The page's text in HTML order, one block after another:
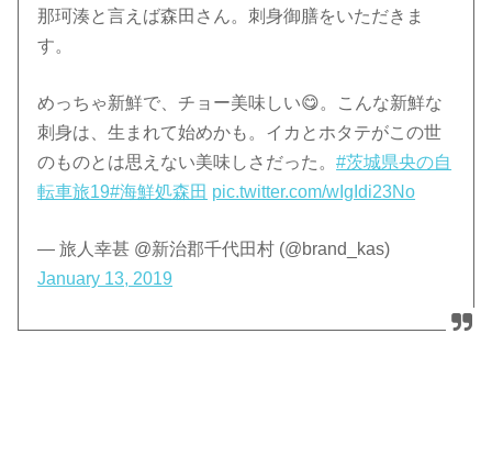
那珂湊と言えば森田さん。刺身御膳をいただきま
す。
めっちゃ新鮮で、チョー美味しい😋。こんな新鮮な
刺身は、生まれて始めかも。イカとホタテがこの世
のものとは思えない美味しさだった。#茨城県央の自
転車旅19#海鮮処森田 pic.twitter.com/wIgIdi23No
— 旅人幸甚 @新治郡千代田村 (@brand_kas)
January 13, 2019